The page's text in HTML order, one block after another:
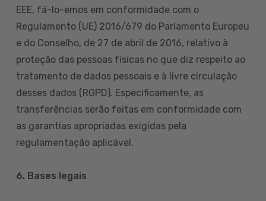
EEE, fá-lo-emos em conformidade com o
Regulamento (UE) 2016/679 do Parlamento Europeu
e do Conselho, de 27 de abril de 2016, relativo à
proteção das pessoas físicas no que diz respeito ao
tratamento de dados pessoais e à livre circulação
desses dados (RGPD). Especificamente, as
transferências serão feitas em conformidade com
as garantias apropriadas exigidas pela
regulamentação aplicável.
6. Bases legais